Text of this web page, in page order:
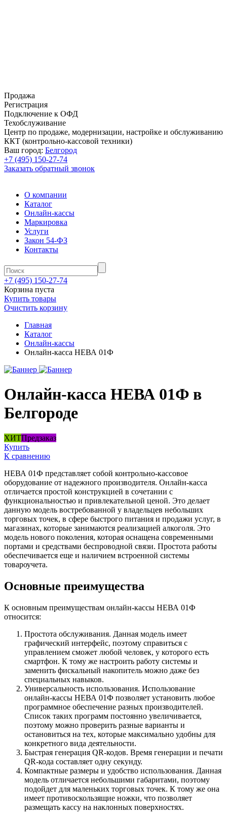
Продажа
Регистрация
Подключение к ОФД
Техобслуживание
Центр по продаже, модернизации, настройке и обслуживанию
ККТ (контрольно-кассовой техники)
Ваш город: Белгород
+7 (495) 150-27-74
Заказать обратный звонок
О компании
Каталог
Онлайн-кассы
Маркировка
Услуги
Закон 54-ФЗ
Контакты
+7 (495) 150-27-74
Корзина пуста
Купить товары
Очистить корзину
Главная
Каталог
Онлайн-кассы
Онлайн-касса НЕВА 01Ф
Онлайн-касса НЕВА 01Ф в
Белгороде
ХИТПредзаказ
Купить
К сравнению
НЕВА 01Ф представляет собой контрольно-кассовое
оборудование от надежного производителя. Онлайн-касса
отличается простой конструкцией в сочетании с
функциональностью и привлекательной ценой. Это делает
данную модель востребованной у владельцев небольших
торговых точек, в сфере быстрого питания и продажи услуг, в
магазинах, которые занимаются реализацией алкоголя. Это
модель нового поколения, которая оснащена современными
портами и средствами беспроводной связи. Простота работы
обеспечивается еще и наличием встроенной системы
товароучета.
Основные преимущества
К основным преимуществам онлайн-кассы НЕВА 01Ф
относится:
Простота обслуживания. Данная модель имеет
графический интерфейс, поэтому справиться с
управлением сможет любой человек, у которого есть
смартфон. К тому же настроить работу системы и
заменить фискальный накопитель можно даже без
специальных навыков.
Универсальность использования. Использование
онлайн-кассы НЕВА 01Ф позволяет установить любое
программное обеспечение разных производителей.
Список таких программ постоянно увеличивается,
поэтому можно проверить разные варианты и
остановиться на тех, которые максимально удобны для
конкретного вида деятельности.
Быстрая генерация QR-кодов. Время генерации и печати
QR-кода составляет одну секунду.
Компактные размеры и удобство использования. Данная
модель отличается небольшими габаритами, поэтому
подойдет для маленьких торговых точек. К тому же она
имеет противоскользящие ножки, что позволяет
размещать кассу на наклонных поверхностях.